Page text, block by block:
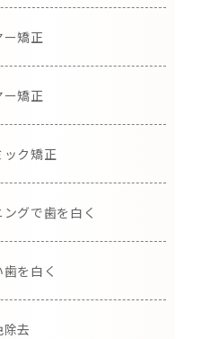
矯正
矯正
ク矯正
グで歯を白く
を白く
去